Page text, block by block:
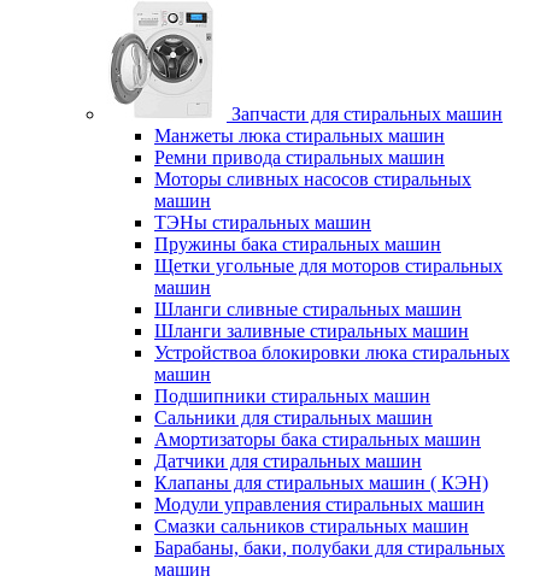
Запчасти для стиральных машин
Манжеты люка стиральных машин
Ремни привода стиральных машин
Моторы сливных насосов стиральных
машин
ТЭНы стиральных машин
Пружины бака стиральных машин
Щетки угольные для моторов стиральных
машин
Шланги сливные стиральных машин
Шланги заливные стиральных машин
Устройствоа блокировки люка стиральных
машин
Подшипники стиральных машин
Сальники для стиральных машин
Амортизаторы бака стиральных машин
Датчики для стиральных машин
Клапаны для стиральных машин ( КЭН)
Модули управления стиральных машин
Смазки сальников стиральных машин
Барабаны, баки, полубаки для стиральных
машин